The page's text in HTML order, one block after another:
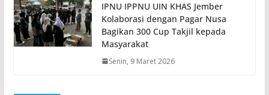
IPNU IPPNU UIN KHAS Jember
Kolaborasi dengan Pagar Nusa
Bagikan 300 Cup Takjil kepada
Masyarakat
Senin, 9 Maret 2026